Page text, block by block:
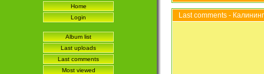
Home
Login
Album list
Last uploads
Last comments
Most viewed
Last comments -